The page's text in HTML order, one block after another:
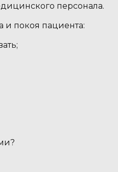
персонала.
и покоя пациента: